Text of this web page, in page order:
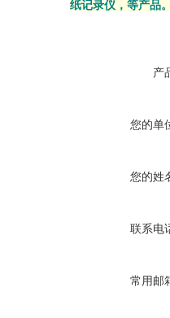
纸记录仪，等产品
产
您的单
您的姓
联系电
常用邮